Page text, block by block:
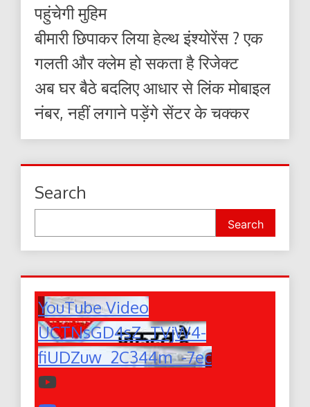
पहुंचेगी मुहिम
बीमारी छिपाकर लिया हेल्थ इंश्योरेंस ? एक
गलती और क्लेम हो सकता है रिजेक्ट
अब घर बैठे बदलिए आधार से लिंक मोबाइल
नंबर, नहीं लगाने पड़ेंगे सेंटर के चक्कर
Search
Search
YouTube Video
UCTNsGD4sZ_TVjW4-
fiUDZuw_2C344m_-7ec